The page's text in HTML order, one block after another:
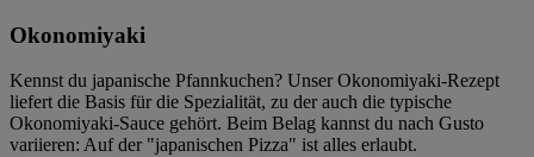
Okonomiyaki
Kennst du japanische Pfannkuchen? Unser Okonomiyaki-Rezept
liefert die Basis für die Spezialität, zu der auch die typische
Okonomiyaki-Sauce gehört. Beim Belag kannst du nach Gusto
variieren: Auf der "japanischen Pizza" ist alles erlaubt.